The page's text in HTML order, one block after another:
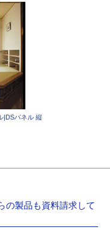
|DSパネル 縦
の製品も資料請求して